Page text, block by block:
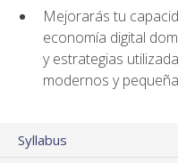
Mejorarás tu
economía digital
y estrategias
modernos y
Syllabus